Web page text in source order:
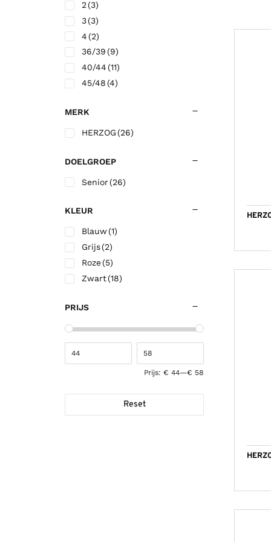
Hardloop
Fitness short
Korfbalschoenen outdoor
Squashschoenen
Volleybalschoenen
Technisch ondergoed
Jassen
2(3)
3(3)
4(2)
36/39(9)
40/44(11)
45/48(4)
MERK
HERZOG(26)
DOELGROEP
Senior(26)
KLEUR
Blauw(1)
Grijs(2)
Roze(5)
Zwart(18)
PRIJS
Prijs: € 44—€ 58
Reset